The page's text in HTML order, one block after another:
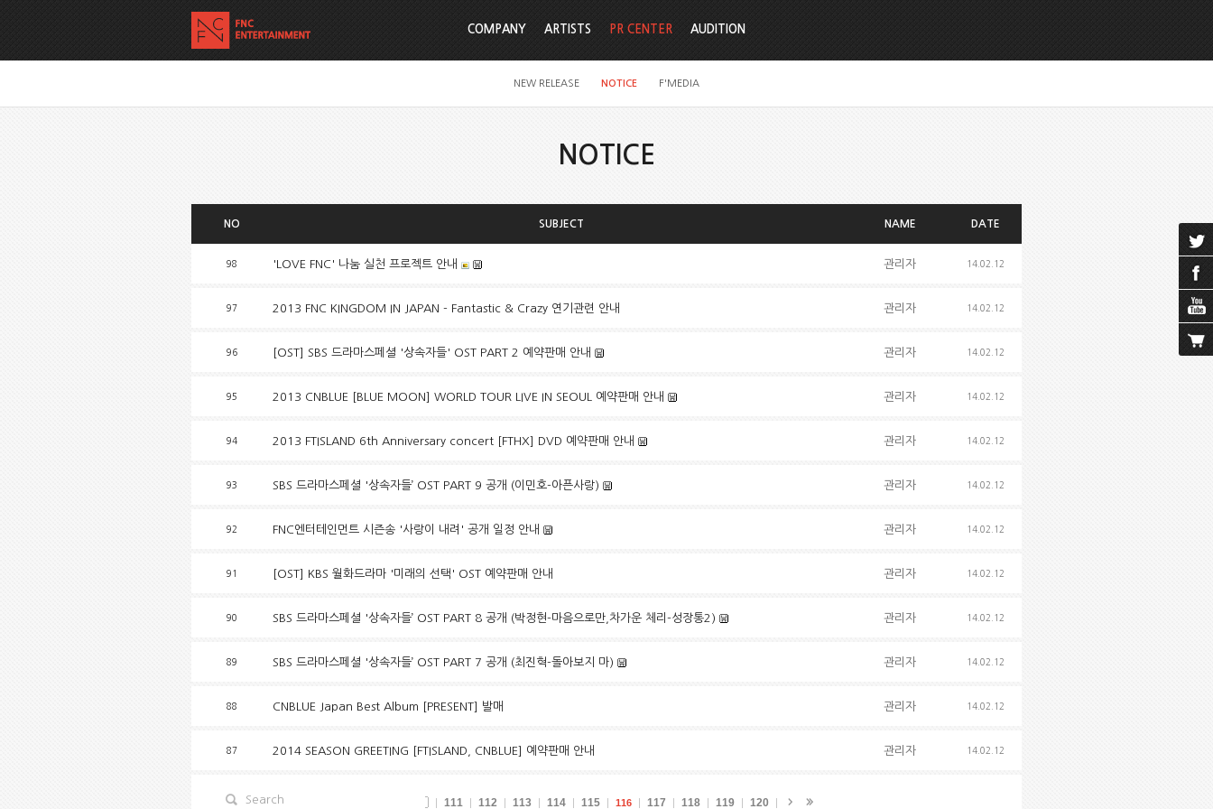
COMPANY ARTISTS PR CENTER
NEW RELEASE NOTICE F'MEDIA
AUDITION
NOTICE
NO SUBJECT NAME DATE
98 'LOVE FNC' 나눔 실천 프로젝트 안내 관리자 14.02.12
97 2013 FNC KINGDOM IN JAPAN - Fantastic & Crazy 연기관련 안내 관리자 14.02.12
96 [OST] SBS 드라마스페셜 '상속자들' OST PART 2 예약판매 안내 관리자 14.02.12
95 2013 CNBLUE [BLUE MOON] WORLD TOUR LIVE IN SEOUL 예약판매 안내 관리자 14.02.12
94 2013 FTISLAND 6th Anniversary concert [FTHX] DVD 예약판매 안내 관리자 14.02.12
93 SBS 드라마스페셜 '상속자들’ OST PART 9 공개 (이민호-아픈사랑) 관리자 14.02.12
92 FNC엔터테인먼트 시즌송 '사랑이 내려' 공개 일정 안내 관리자 14.02.12
91 [OST] KBS 월화드라마 '미래의 선택' OST 예약판매 안내 관리자 14.02.12
90 SBS 드라마스페셜 '상속자들’ OST PART 8 공개 (박정현-마음으로만,차가운 체리-성장통2) 관리자 14.02.12
89 SBS 드라마스페셜 '상속자들’ OST PART 7 공개 (최진혁-돌아보지 마) 관리자 14.02.12
88 CNBLUE Japan Best Album [PRESENT] 발매 관리자 14.02.12
87 2014 SEASON GREETING [FTISLAND, CNBLUE] 예약판매 안내 관리자 14.02.12
111 112 113 114 115 116 117 118 119 120
Search